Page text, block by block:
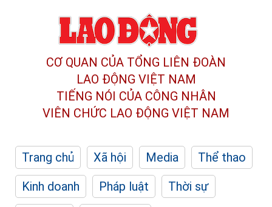
CƠ QUAN CỦA TỔNG LIÊN ĐOÀN
LAO ĐỘNG VIỆT NAM
TIẾNG NÓI CỦA CÔNG NHÂN
VIÊN CHỨC LAO ĐỘNG VIỆT NAM
Trang chủ Xã hội Media
Thể thao
Kinh doanh
Pháp luật
Thời sự